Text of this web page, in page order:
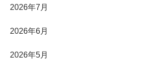
2026年7月
2026年6月
2026年5月